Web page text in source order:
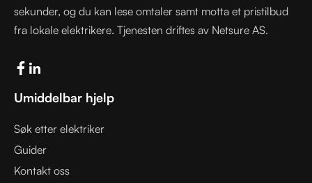
sekunder, og du kan lese omtaler samt motta et pristilbud
fra lokale elektrikere. Tjenesten driftes av Netsure AS.
Umiddelbar hjelp
Søk etter elektriker
Guider
Kontakt oss